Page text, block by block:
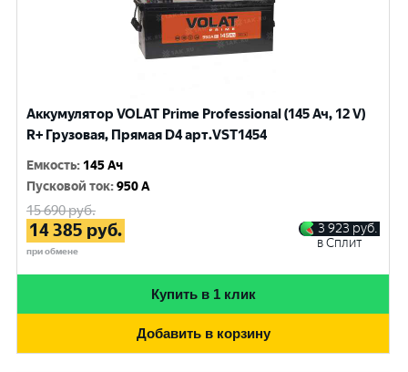
Аккумулятор VOLAT Prime Professional (145 Ач, 12 V)
R+ Грузовая, Прямая D4 арт.VST1454
Емкость: 145 Ач
Пусковой ток:950 A
15 690руб.
14 385 руб.
при обмене
3 923 руб.
в Сплит
Купить в 1 клик
Добавить в корзину